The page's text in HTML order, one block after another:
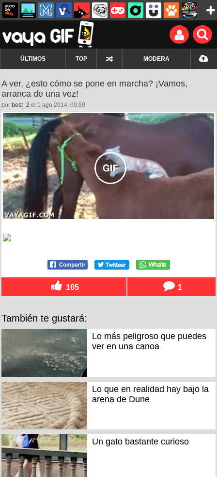
ÚLTIMOS TOP MODERA
A ver, ¿esto cómo se pone en marcha? ¡Vamos,
arranca de una vez!
por best_2 el 1 ago 2014, 00:59
105 1
También te gustará:
Lo más peligroso que puedes
ver en una canoa
Lo que en realidad hay bajo la
arena de Dune
Un gato bastante curioso